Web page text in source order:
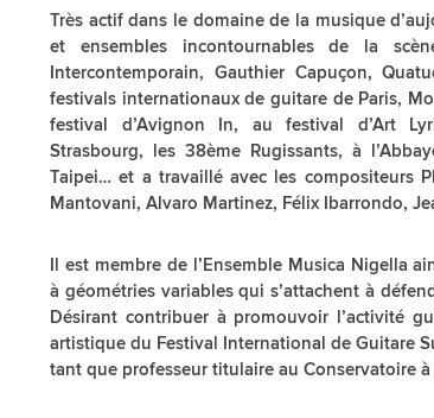
Très actif dans le domaine de la musique
et ensembles incontournables de la
Intercontemporain, Gauthier Capuçon,
festivals internationaux de guitare de Paris,
festival d’Avignon In, au festival d’Art
Strasbourg, les 38ème Rugissants, à
Taipei… et a travaillé avec les compositeurs
Mantovani, Alvaro Martinez, Félix Ibarrondo,
Il est membre de l’Ensemble Musica Nigella
à géométries variables qui s’attachent à
Désirant contribuer à promouvoir l’activité
artistique du Festival International de Guitare
tant que professeur titulaire au Conservatoire